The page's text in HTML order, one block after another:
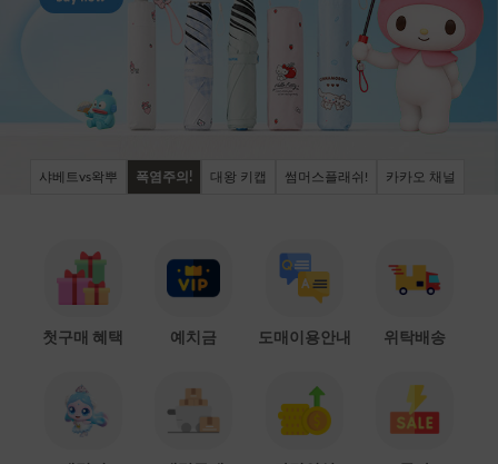
샤베트vs왁뿌 폭염주의! 대왕 키캡 썸머스플래쉬! 카카오 채널
첫구매 혜택 예치금 도매이용안내 위탁배송